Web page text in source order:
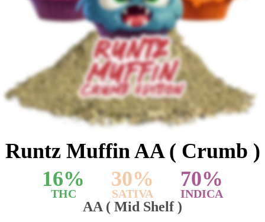
Runtz Muffin AA ( Crumb )
16%
THC
30%
SATIVA
70%
INDICA
AA ( Mid Shelf )